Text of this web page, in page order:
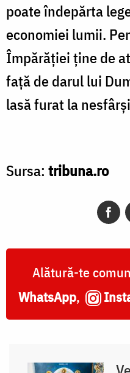
poate îndepărta
economiei lumii.
Împărăției ține de
față de darul lui
lasă furat la
Sursa: tribuna.ro
Alătură-te
WhatsApp,